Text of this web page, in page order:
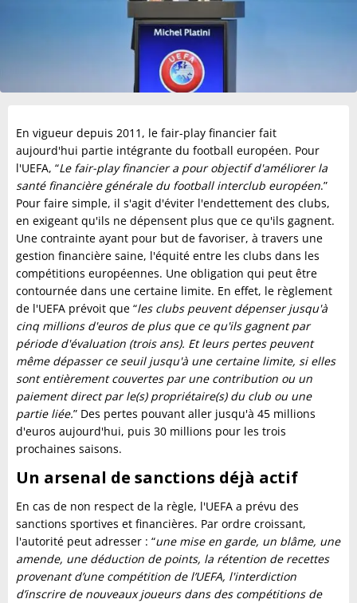
En vigueur depuis 2011, le fair-play financier fait
aujourd'hui partie intégrante du football européen. Pour
l'UEFA, “Le fair-play financier a pour objectif d'améliorer la
santé financière générale du football interclub européen.”
Pour faire simple, il s'agit d'éviter l'endettement des clubs,
en exigeant qu'ils ne dépensent plus que ce qu'ils gagnent.
Une contrainte ayant pour but de favoriser, à travers une
gestion financière saine, l'équité entre les clubs dans les
compétitions européennes. Une obligation qui peut être
contournée dans une certaine limite. En effet, le règlement
de l'UEFA prévoit que “les clubs peuvent dépenser jusqu'à
cinq millions d'euros de plus que ce qu'ils gagnent par
période d'évaluation (trois ans). Et leurs pertes peuvent
même dépasser ce seuil jusqu'à une certaine limite, si elles
sont entièrement couvertes par une contribution ou un
paiement direct par le(s) propriétaire(s) du club ou une
partie liée.” Des pertes pouvant aller jusqu'à 45 millions
d'euros aujourd'hui, puis 30 millions pour les trois
prochaines saisons.
Un arsenal de sanctions déjà actif
En cas de non respect de la règle, l'UEFA a prévu des
sanctions sportives et financières. Par ordre croissant,
l'autorité peut adresser : “une mise en garde, un blâme, une
amende, une déduction de points, la rétention de recettes
provenant d’une compétition de l’UEFA, l'interdiction
d’inscrire de nouveaux joueurs dans des compétitions de